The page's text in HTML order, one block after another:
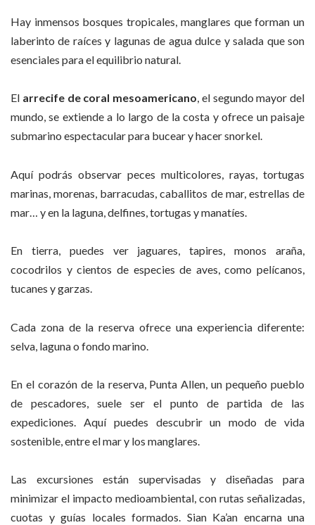
Hay inmensos bosques tropicales, manglares que forman un
laberinto de raíces y lagunas de agua dulce y salada que son
esenciales para el equilibrio natural.
El arrecife de coral mesoamericano, el segundo mayor del
mundo, se extiende a lo largo de la costa y ofrece un paisaje
submarino espectacular para bucear y hacer snorkel.
Aquí podrás observar peces multicolores, rayas, tortugas
marinas, morenas, barracudas, caballitos de mar, estrellas de
mar… y en la laguna, delfines, tortugas y manatíes.
En tierra, puedes ver jaguares, tapires, monos araña,
cocodrilos y cientos de especies de aves, como pelícanos,
tucanes y garzas.
Cada zona de la reserva ofrece una experiencia diferente:
selva, laguna o fondo marino.
En el corazón de la reserva, Punta Allen, un pequeño pueblo
de pescadores, suele ser el punto de partida de las
expediciones. Aquí puedes descubrir un modo de vida
sostenible, entre el mar y los manglares.
Las excursiones están supervisadas y diseñadas para
minimizar el impacto medioambiental, con rutas señalizadas,
cuotas y guías locales formados. Sian Ka’an encarna una